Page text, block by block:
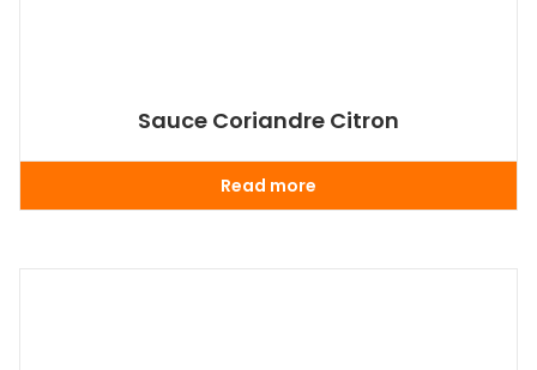
Sauce Coriandre Citron
Read more